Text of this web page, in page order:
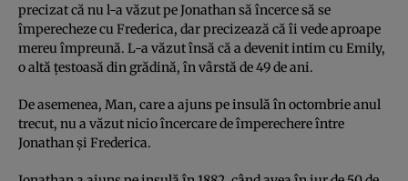
precizat că nu l-a văzut pe Jonathan să încerce să se
împerecheze cu Frederica, dar precizează că îi vede aproape
mereu împreună. L-a văzut însă că a devenit intim cu Emily,
o altă ţestoasă din grădină, în vârstă de 49 de ani.
De asemenea, Man, care a ajuns pe insulă în octombrie anul
trecut, nu a văzut nicio încercare de împerechere între
Jonathan şi Frederica.